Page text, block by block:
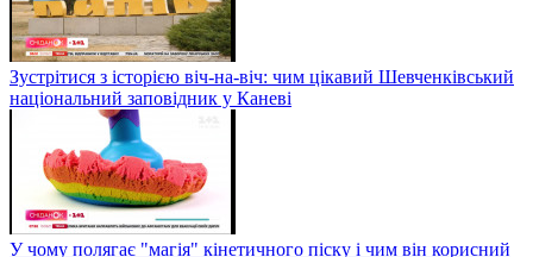
Зустрітися з історією віч-на-віч: чим цікавий Шевченківський
національний заповідник у Каневі
У чому полягає "магія" кінетичного піску і чим він корисний